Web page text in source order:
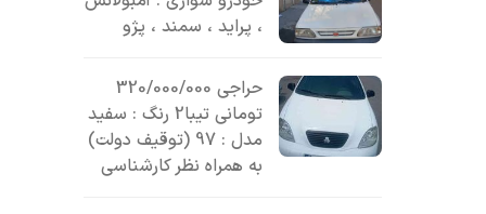
، پراید ، سمند ، پژو
حراجی 320/000/000
تومانی تیبا2 رنگ : سفید
مدل : 97 (توقیف دولت)
به همراه نظر کارشناسی